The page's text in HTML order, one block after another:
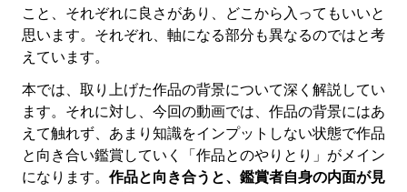
こと、それぞれに良さがあり、どこから入ってもいいと
思います。それぞれ、軸になる部分も異なるのではと考
えています。
本では、取り上げた作品の背景について深く解説してい
ます。それに対し、今回の動画では、作品の背景にはあ
えて触れず、あまり知識をインプットしない状態で作品
と向き合い鑑賞していく「作品とのやりとり」がメイン
になります。 作品と向き合うと、鑑賞者自身の内面が見